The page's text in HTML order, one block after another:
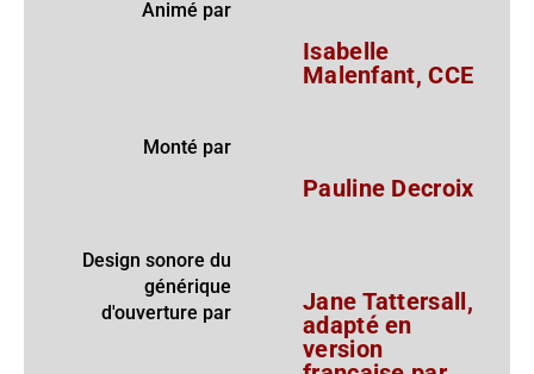
Animé par
Isabelle
Malenfant, CCE
Monté par
Pauline Decroix
Design sonore du
générique
d'ouverture par
Jane Tattersall,
adapté en
version